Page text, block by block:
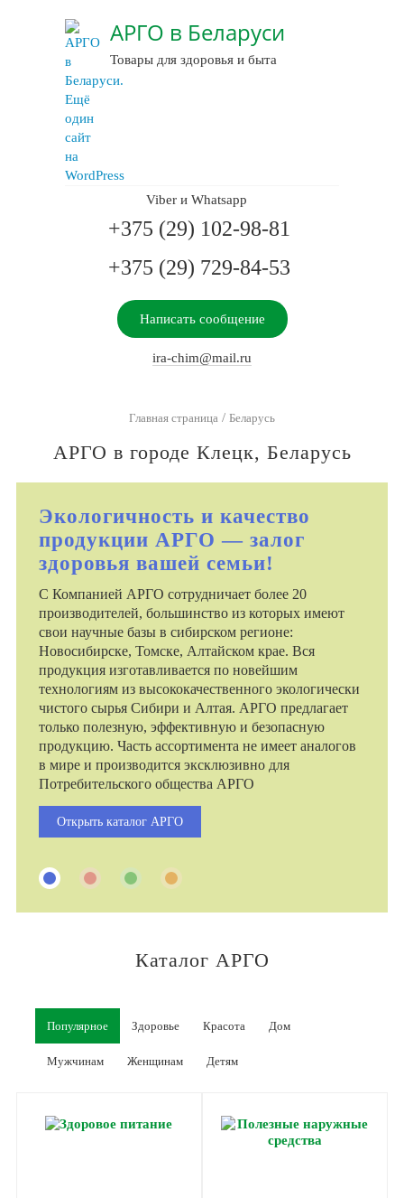
АРГО в Беларуси
Товары для здоровья и быта
Viber и Whatsapp
+375 (29) 102-98-81
+375 (29) 729-84-53
Написать сообщение
ira-chim@mail.ru
Главная страница / Беларусь
АРГО в городе Клецк, Беларусь
Экологичность и качество
продукции АРГО — залог
здоровья вашей семьи!
С Компанией АРГО сотрудничает более 20
производителей, большинство из которых имеют
свои научные базы в сибирском регионе:
Новосибирске, Томске, Алтайском крае. Вся
продукция изготавливается по новейшим
технологиям из высококачественного экологически
чистого сырья Сибири и Алтая. АРГО предлагает
только полезную, эффективную и безопасную
продукцию. Часть ассортимента не имеет аналогов
в мире и производится эксклюзивно для
Потребительского общества АРГО
Открыть каталог АРГО
Каталог АРГО
Популярное Здоровье Красота Дом
Мужчинам Женщинам Детям